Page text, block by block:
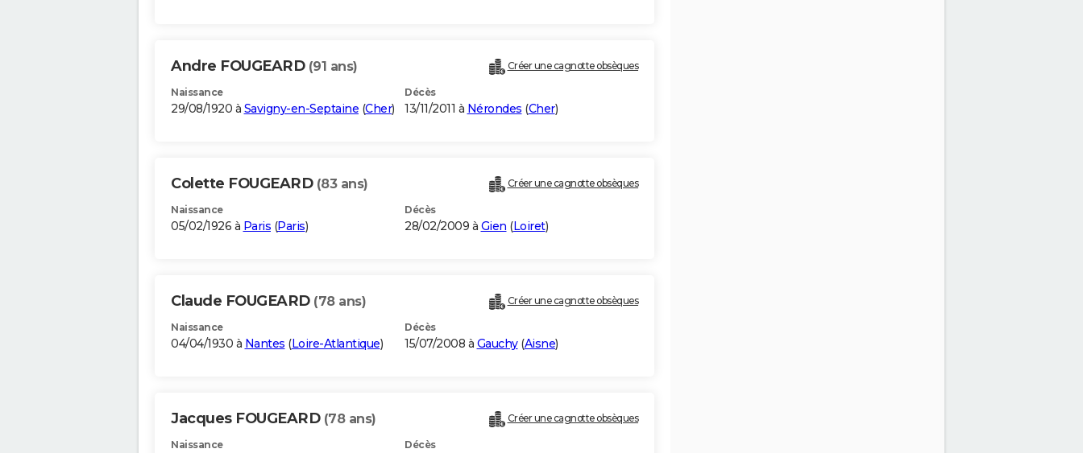
Andre FOUGEARD (91 ans) Créer une cagnotte obsèques
Naissance
29/08/1920 à Savigny-en-Septaine (Cher)
Décès
13/11/2011 à Nérondes (Cher)
Colette FOUGEARD (83 ans) Créer une cagnotte obsèques
Naissance
05/02/1926 à Paris (Paris)
Décès
28/02/2009 à Gien (Loiret)
Claude FOUGEARD (78 ans) Créer une cagnotte obsèques
Naissance
04/04/1930 à Nantes (Loire-Atlantique)
Décès
15/07/2008 à Gauchy(Aisne)
Jacques FOUGEARD (78 ans) Créer une cagnotte obsèques
Naissance Décès